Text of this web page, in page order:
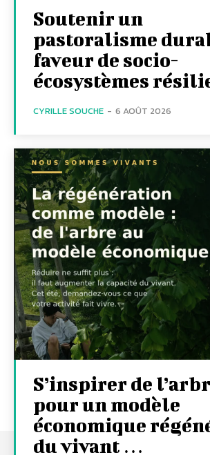
Soutenir un
pastoralisme
faveur de socio-
écosystèmes
CYRILLE SOUCHE - 6 AOÛT 2026
S’inspirer de
pour un modèle
économique
du vivant …